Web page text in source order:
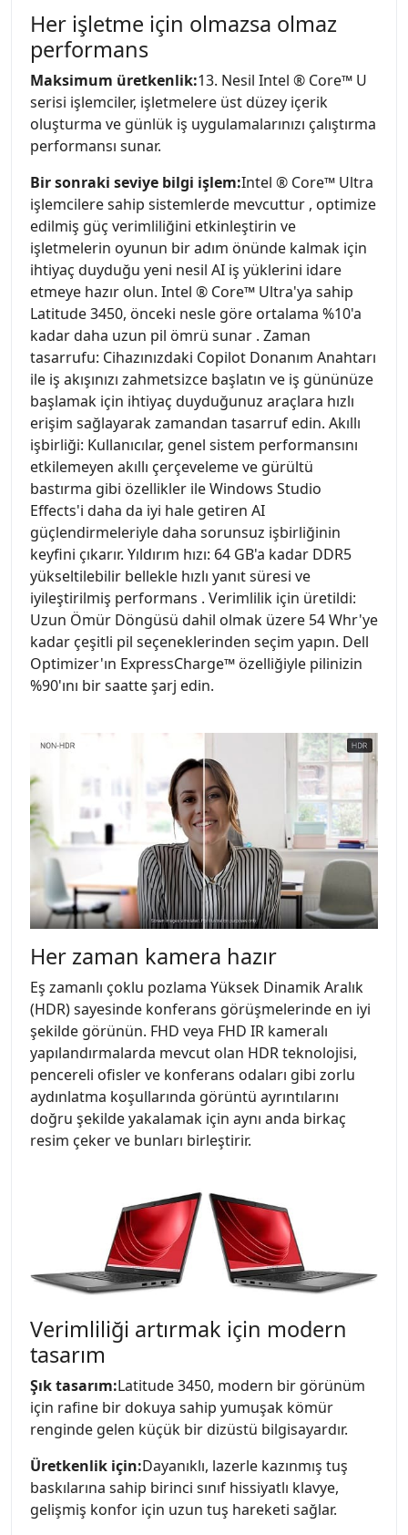
Her işletme için olmazsa olmaz
performans
Maksimum üretkenlik:13. Nesil Intel ® Core™ U
serisi işlemciler, işletmelere üst düzey içerik
oluşturma ve günlük iş uygulamalarınızı çalıştırma
performansı sunar.
Bir sonraki seviye bilgi işlem:Intel ® Core™ Ultra
işlemcilere sahip sistemlerde mevcuttur , optimize
edilmiş güç verimliliğini etkinleştirin ve
işletmelerin oyunun bir adım önünde kalmak için
ihtiyaç duyduğu yeni nesil AI iş yüklerini idare
etmeye hazır olun. Intel ® Core™ Ultra'ya sahip
Latitude 3450, önceki nesle göre ortalama %10'a
kadar daha uzun pil ömrü sunar . Zaman
tasarrufu: Cihazınızdaki Copilot Donanım Anahtarı
ile iş akışınızı zahmetsizce başlatın ve iş gününüze
başlamak için ihtiyaç duyduğunuz araçlara hızlı
erişim sağlayarak zamandan tasarruf edin. Akıllı
işbirliği: Kullanıcılar, genel sistem performansını
etkilemeyen akıllı çerçeveleme ve gürültü
bastırma gibi özellikler ile Windows Studio
Effects'i daha da iyi hale getiren AI
güçlendirmeleriyle daha sorunsuz işbirliğinin
keyfini çıkarır. Yıldırım hızı: 64 GB'a kadar DDR5
yükseltilebilir bellekle hızlı yanıt süresi ve
iyileştirilmiş performans . Verimlilik için üretildi:
Uzun Ömür Döngüsü dahil olmak üzere 54 Whr'ye
kadar çeşitli pil seçeneklerinden seçim yapın. Dell
Optimizer'ın ExpressCharge™ özelliğiyle pilinizin
%90'ını bir saatte şarj edin.
Her zaman kamera hazır
Eş zamanlı çoklu pozlama Yüksek Dinamik Aralık
(HDR) sayesinde konferans görüşmelerinde en iyi
şekilde görünün. FHD veya FHD IR kameralı
yapılandırmalarda mevcut olan HDR teknolojisi,
pencereli ofisler ve konferans odaları gibi zorlu
aydınlatma koşullarında görüntü ayrıntılarını
doğru şekilde yakalamak için aynı anda birkaç
resim çeker ve bunları birleştirir.
Verimliliği artırmak için modern
tasarım
Şık tasarım:Latitude 3450, modern bir görünüm
için rafine bir dokuya sahip yumuşak kömür
renginde gelen küçük bir dizüstü bilgisayardır.
Üretkenlik için:Dayanıklı, lazerle kazınmış tuş
baskılarına sahip birinci sınıf hissiyatlı klavye,
gelişmiş konfor için uzun tuş hareketi sağlar.